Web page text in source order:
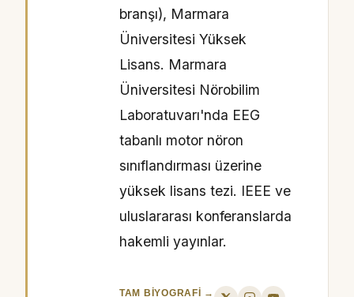
branşı), Marmara
Üniversitesi Yüksek
Lisans. Marmara
Üniversitesi Nörobilim
Laboratuvarı'nda EEG
tabanlı motor nöron
sınıflandırması üzerine
yüksek lisans tezi. IEEE ve
uluslararası konferanslarda
hakemli yayınlar.
TAM BIYOGRAFI →